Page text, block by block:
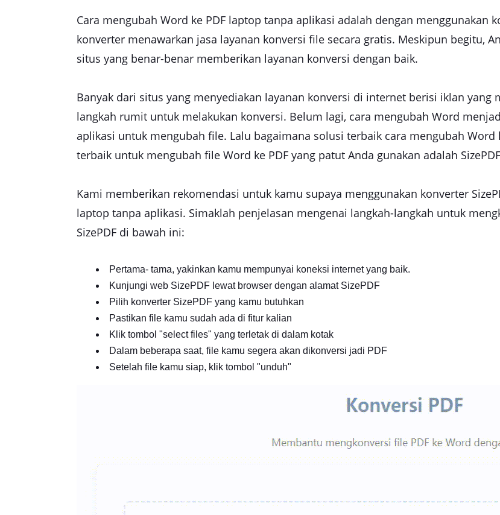
Cara mengubah Word ke PDF laptop tanpa aplikasi adalah dengan menggunakan
konverter menawarkan jasa layanan konversi file secara gratis. Meskipun begitu,
situs yang benar-benar memberikan layanan konversi dengan baik.
Banyak dari situs yang menyediakan layanan konversi di internet berisi iklan yang
langkah rumit untuk melakukan konversi. Belum lagi, cara mengubah Word
aplikasi untuk mengubah file. Lalu bagaimana solusi terbaik cara mengubah
terbaik untuk mengubah file Word ke PDF yang patut Anda gunakan adalah
Kami memberikan rekomendasi untuk kamu supaya menggunakan konverter
laptop tanpa aplikasi. Simaklah penjelasan mengenai langkah-langkah untuk
SizePDF di bawah ini:
Pertama- tama, yakinkan kamu mempunyai koneksi internet yang baik.
Kunjungi web SizePDF lewat browser dengan alamat SizePDF
Pilih konverter SizePDF yang kamu butuhkan
Pastikan file kamu sudah ada di fitur kalian
Klik tombol "select files" yang terletak di dalam kotak
Dalam beberapa saat, file kamu segera akan dikonversi jadi PDF
Setelah file kamu siap, klik tombol "unduh"